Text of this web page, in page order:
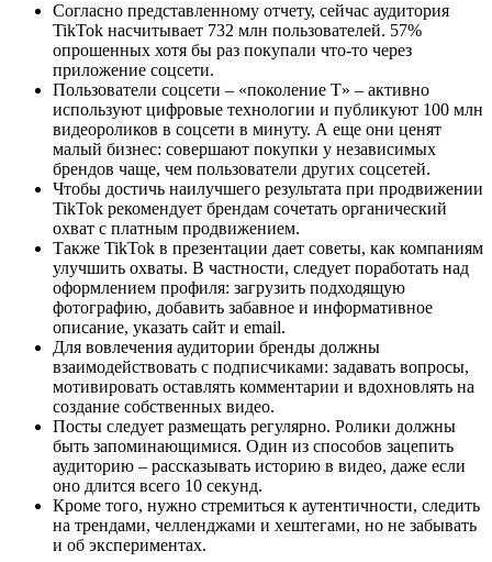
Согласно представленному отчету, сейчас аудитория
TikTok насчитывает 732 млн пользователей. 57%
опрошенных хотя бы раз покупали что-то через
приложение соцсети.
Пользователи соцсети – «поколение T» – активно
используют цифровые технологии и публикуют 100 млн
видеороликов в соцсети в минуту. А еще они ценят
малый бизнес: совершают покупки у независимых
брендов чаще, чем пользователи других соцсетей.
Чтобы достичь наилучшего результата при продвижении
TikTok рекомендует брендам сочетать органический
охват с платным продвижением.
Также TikTok в презентации дает советы, как компаниям
улучшить охваты. В частности, следует поработать над
оформлением профиля: загрузить подходящую
фотографию, добавить забавное и информативное
описание, указать сайт и email.
Для вовлечения аудитории бренды должны
взаимодействовать с подписчиками: задавать вопросы,
мотивировать оставлять комментарии и вдохновлять на
создание собственных видео.
Посты следует размещать регулярно. Ролики должны
быть запоминающимися. Один из способов зацепить
аудиторию – рассказывать историю в видео, даже если
оно длится всего 10 секунд.
Кроме того, нужно стремиться к аутентичности, следить
на трендами, челленджами и хештегами, но не забывать
и об экспериментах.